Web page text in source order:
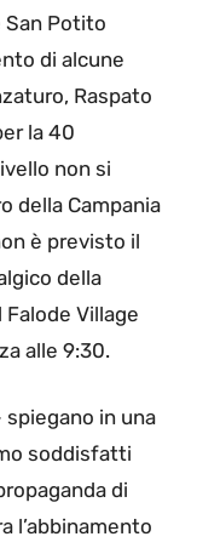
San Potito
di alcune
Raspato
la 40
non si
della Campania
è previsto il
della
Village
alle 9:30.
spiegano in una
soddisfatti
di
l’abbinamento